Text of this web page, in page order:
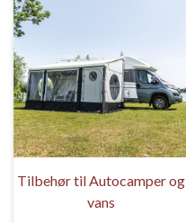
Tilbehør til Autocamper og
vans